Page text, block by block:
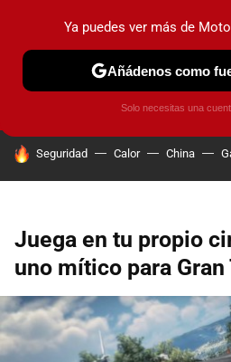
PRUEBAS COCHES
HOY SE HABLA DE
Seguridad Calor China
Juega en tu propio
uno mítico para
Ya puedes ver más de
Añádenos como
Solo necesitas una